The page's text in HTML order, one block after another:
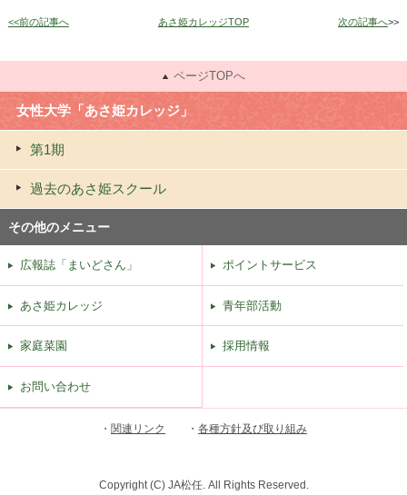
<<前の記事へ あさ姫カレッジTOP 次の記事へ>>
ページTOPへ
女性大学「あさ姫カレッジ」
第1期
過去のあさ姫スクール
その他のメニュー
広報誌「まいどさん」 ポイントサービス
あさ姫カレッジ 青年部活動
家庭菜園 採用情報
お問い合わせ
・ 関連リンク ・ 各種方針及び取り組み
Copyright (C) JA松任. All Rights Reserved.